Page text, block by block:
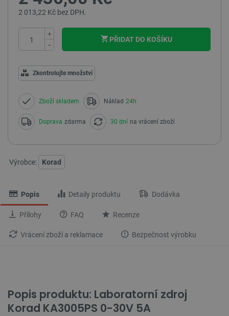
2 013,22 Kč bez DPH.
+
−
PŘIDAT DO KOŠÍKU
Zkontrolujte množství
Zboží skladem Náklad 24h
Doprava zdarma 30 dní na vrácení zboží
Výrobce: Korad
Popis Detaily produktu Dodávka
Přílohy FAQ Recenze
Vrácení zboží a reklamace Bezpečnost výrobku
Popis produktu: Laboratorní zdroj
Korad KA3005PS 0-30V 5A